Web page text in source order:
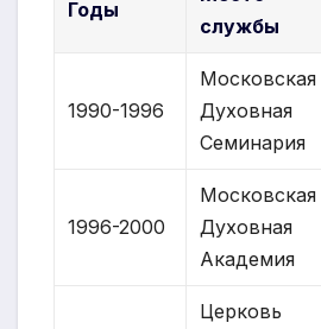
Годы
службы
1990-1996
Московская
Духовная
Семинария
1996-2000
Московская
Духовная
Академия
Церковь